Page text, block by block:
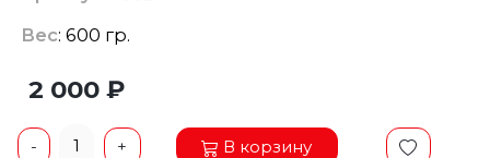
Вес: 600 гр.
2 000 ₽
- 1 + В корзину